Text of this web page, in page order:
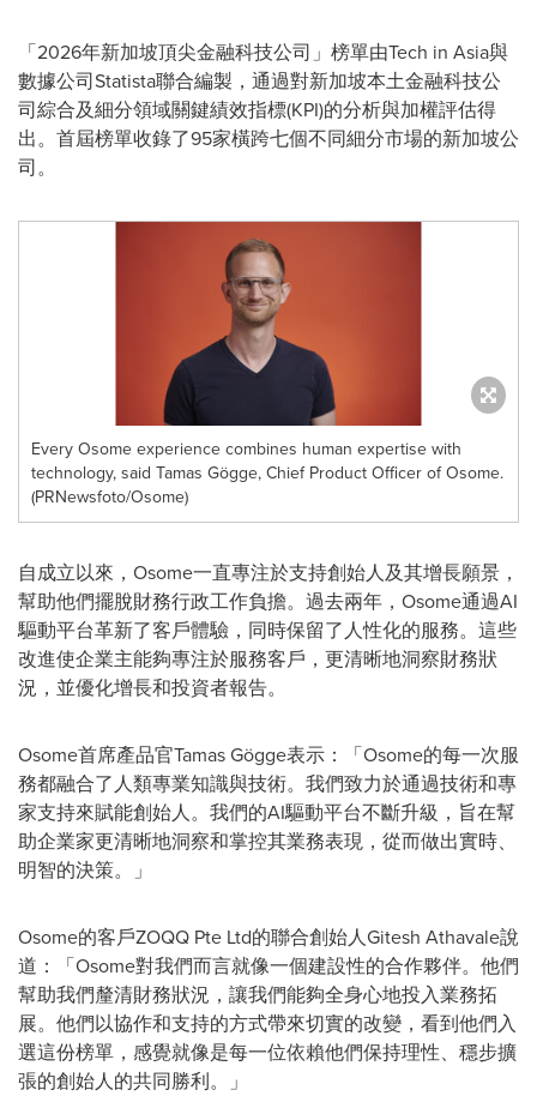
「2026年新加坡頂尖金融科技公司」榜單由Tech in Asia與
數據公司Statista聯合編製，通過對新加坡本土金融科技公
司綜合及細分領域關鍵績效指標(KPI)的分析與加權評估得
出。首屆榜單收錄了95家橫跨七個不同細分市場的新加坡公
司。
Every Osome experience combines human expertise with
technology, said Tamas Gögge, Chief Product Officer of Osome.
(PRNewsfoto/Osome)
自成立以來，Osome一直專注於支持創始人及其增長願景，
幫助他們擺脫財務行政工作負擔。過去兩年，Osome通過AI
驅動平台革新了客戶體驗，同時保留了人性化的服務。這些
改進使企業主能夠專注於服務客戶，更清晰地洞察財務狀
況，並優化增長和投資者報告。
Osome首席產品官Tamas Gögge表示：「Osome的每一次服
務都融合了人類專業知識與技術。我們致力於通過技術和專
家支持來賦能創始人。我們的AI驅動平台不斷升級，旨在幫
助企業家更清晰地洞察和掌控其業務表現，從而做出實時、
明智的決策。」
Osome的客戶ZOQQ Pte Ltd的聯合創始人Gitesh Athavale說
道：「Osome對我們而言就像一個建設性的合作夥伴。他們
幫助我們釐清財務狀況，讓我們能夠全身心地投入業務拓
展。他們以協作和支持的方式帶來切實的改變，看到他們入
選這份榜單，感覺就像是每一位依賴他們保持理性、穩步擴
張的創始人的共同勝利。」